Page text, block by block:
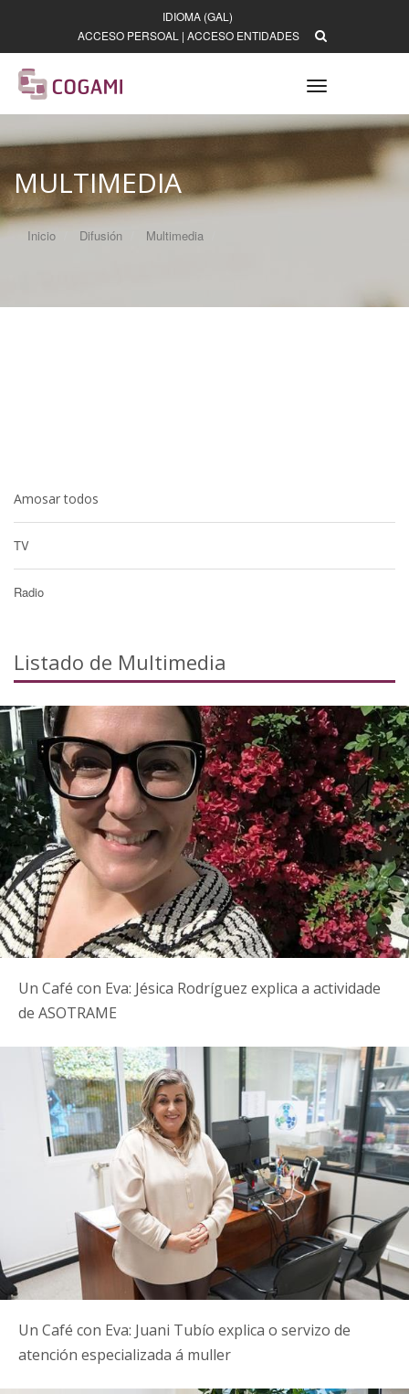
IDIOMA (GAL)
ACCESO PERSOAL | ACCESO ENTIDADES
Toggle
navigation
MULTIMEDIA
Inicio Difusión Multimedia
Amosar todos
TV
Radio
Listado de Multimedia
Un Café con Eva: Jésica Rodríguez explica a actividade
de ASOTRAME
Un Café con Eva: Juani Tubío explica o servizo de
atención especializada á muller